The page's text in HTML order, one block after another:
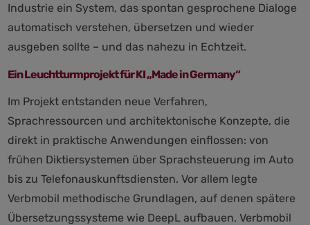
Industrie ein System, das spontan gesprochene Dialoge
automatisch verstehen, übersetzen und wieder
ausgeben sollte – und das nahezu in Echtzeit.
Ein Leuchtturmprojekt für KI „Made in Germany“
Im Projekt entstanden neue Verfahren,
Sprachressourcen und architektonische Konzepte, die
direkt in praktische Anwendungen einflossen: von
frühen Diktiersystemen über Sprachsteuerung im Auto
bis zu Telefonauskunftsdiensten. Vor allem legte
Verbmobil methodische Grundlagen, auf denen spätere
Übersetzungssysteme wie DeepL aufbauen. Verbmobil